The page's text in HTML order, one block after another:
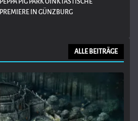
PEPPA PIG PARK OINKTASTISCHE
PREMIERE IN GÜNZBURG
ALLE BEITRÄGE